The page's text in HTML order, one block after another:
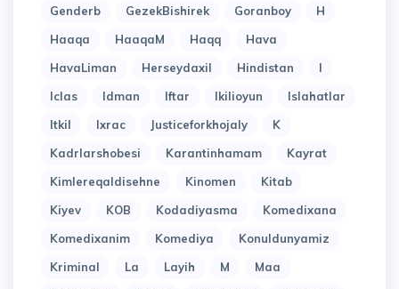
Genderb
GezekBishirek Goranboy
H
Haaqa
HaaqaM Haqq
Hava
HavaLiman
Herseydaxil Hindistan
I
Iclas
Idman Iftar Ikilioyun
Islahatlar
Itkil
Ixrac Justiceforkhojaly
K
Kadrlarshobesi
Karantinhamam
Kayrat
Kimlereqaldisehne
Kinomen
Kitab
Kiyev
KOB Kodadiyasma
Komedixana
Komedixanim
Komediya
Konuldunyamiz
Kriminal
La Layih M
Maa